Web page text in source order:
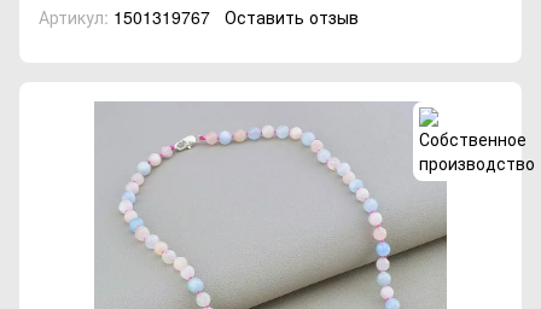
Артикул: 1501319767 Оставить отзыв